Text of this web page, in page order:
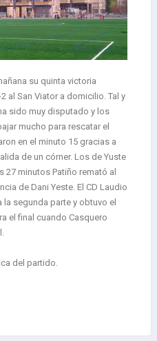
su quinta victoria
al San Viator a domicilio. Tal y
sido muy disputado y los
mucho para rescatar el
en el minuto 15 gracias a
de un córner. Los de Yuste
27 minutos Patiño remató al
de Dani Yeste. El CD Laudio
segunda parte y obtuvo el
el final cuando Casquero
del partido.